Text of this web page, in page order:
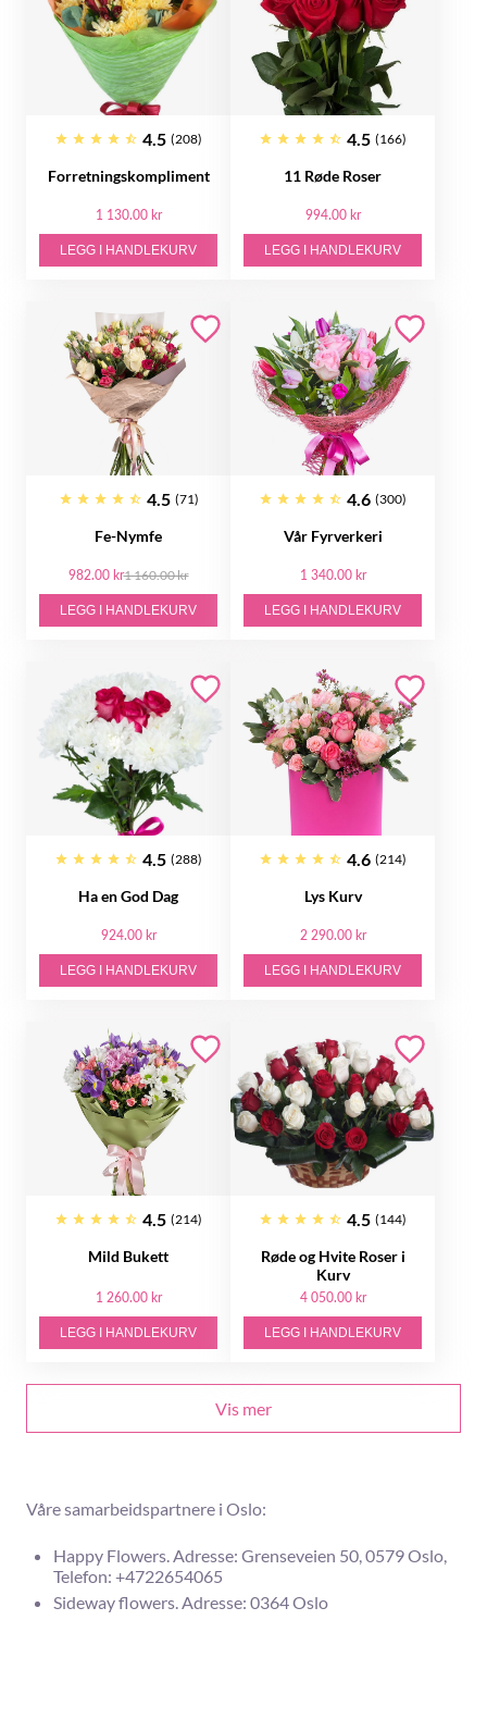
4.5 (208)
Forretningskompliment
1 130.00 kr
LEGG I HANDLEKURV
4.5 (166)
11 Røde Roser
994.00 kr
LEGG I HANDLEKURV
4.5 (71)
Fe-Nymfe
982.00 kr1 160.00 kr
LEGG I HANDLEKURV
4.6 (300)
Vår Fyrverkeri
1 340.00 kr
LEGG I HANDLEKURV
4.5 (288)
Ha en God Dag
924.00 kr
LEGG I HANDLEKURV
4.6 (214)
Lys Kurv
2 290.00 kr
LEGG I HANDLEKURV
4.5 (214)
Mild Bukett
1 260.00 kr
LEGG I HANDLEKURV
4.5 (144)
Røde og Hvite Roser i
Kurv
4 050.00 kr
LEGG I HANDLEKURV
Vis mer
Våre samarbeidspartnere i Oslo:
Happy Flowers. Adresse: Grenseveien 50, 0579 Oslo,
Telefon: +4722654065
Sideway flowers. Adresse: 0364 Oslo